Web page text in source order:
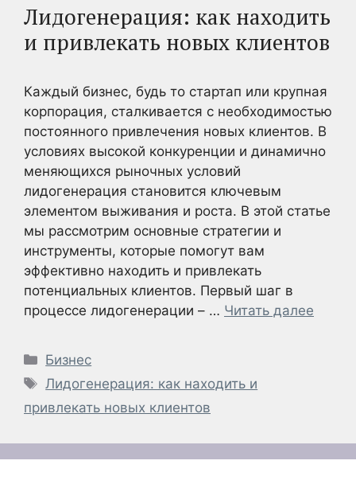
Лидогенерация: как находить
и привлекать новых клиентов
Каждый бизнес, будь то стартап или крупная
корпорация, сталкивается с необходимостью
постоянного привлечения новых клиентов. В
условиях высокой конкуренции и динамично
меняющихся рыночных условий
лидогенерация становится ключевым
элементом выживания и роста. В этой статье
мы рассмотрим основные стратегии и
инструменты, которые помогут вам
эффективно находить и привлекать
потенциальных клиентов. Первый шаг в
процессе лидогенерации – … Читать далее
Рубрики
Бизнес
Метки
Лидогенерация: как находить и
привлекать новых клиентов